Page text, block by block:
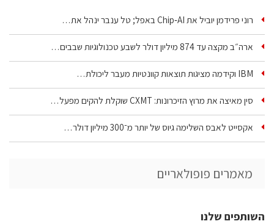
רוני פרידמן יוביל את Chip‑AI באפל; טל ענבר ינהל את…
ארה״ב מקצה עד 874 מיליון דולר לשבע טכנולוגיות שבבים…
IBM וקידמה מציגות תוצאות קוונטיות מעבר ליכולת…
סין מאיצה את מרוץ הזיכרונות: CXMT שוקלת להקים מפעל…
אקסייט לאבס השלימה גיוס של יותר מ־300 מיליון דולר…
מאמרים פופולאריים
השותפים שלנו